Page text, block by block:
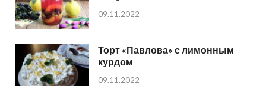
09.11.2022
Торт «Павлова» с лимонным
курдом
09.11.2022